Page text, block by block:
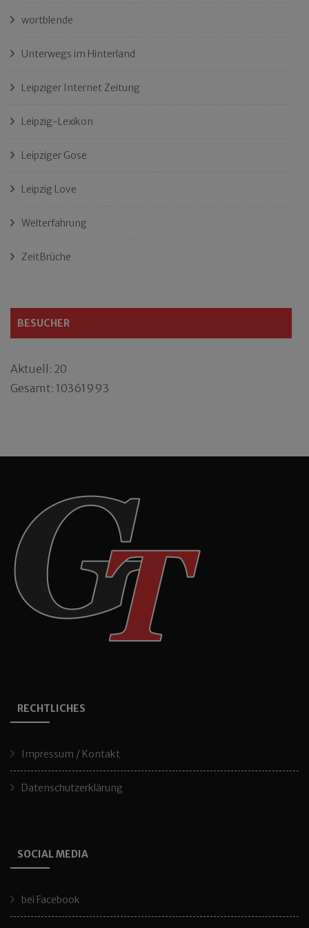
wortblende
Unterwegs im Hinterland
Leipziger Internet Zeitung
Leipzig-Lexikon
Leipziger Gose
Leipzig Love
Welterfahrung
ZeitBrüche
BESUCHER
Aktuell: 20
Gesamt: 10361993
RECHTLICHES
Impressum / Kontakt
Datenschutzerklärung
SOCIAL MEDIA
bei Facebook